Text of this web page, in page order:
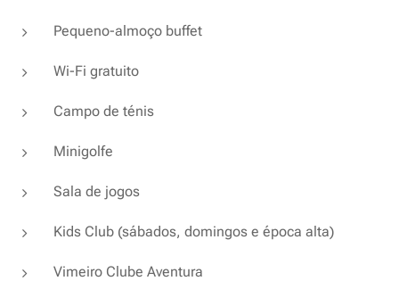
Pequeno-almoço buffet
Wi-Fi gratuito
Campo de ténis
Minigolfe
Sala de jogos
Kids Club (sábados, domingos e época alta)
Vimeiro Clube Aventura